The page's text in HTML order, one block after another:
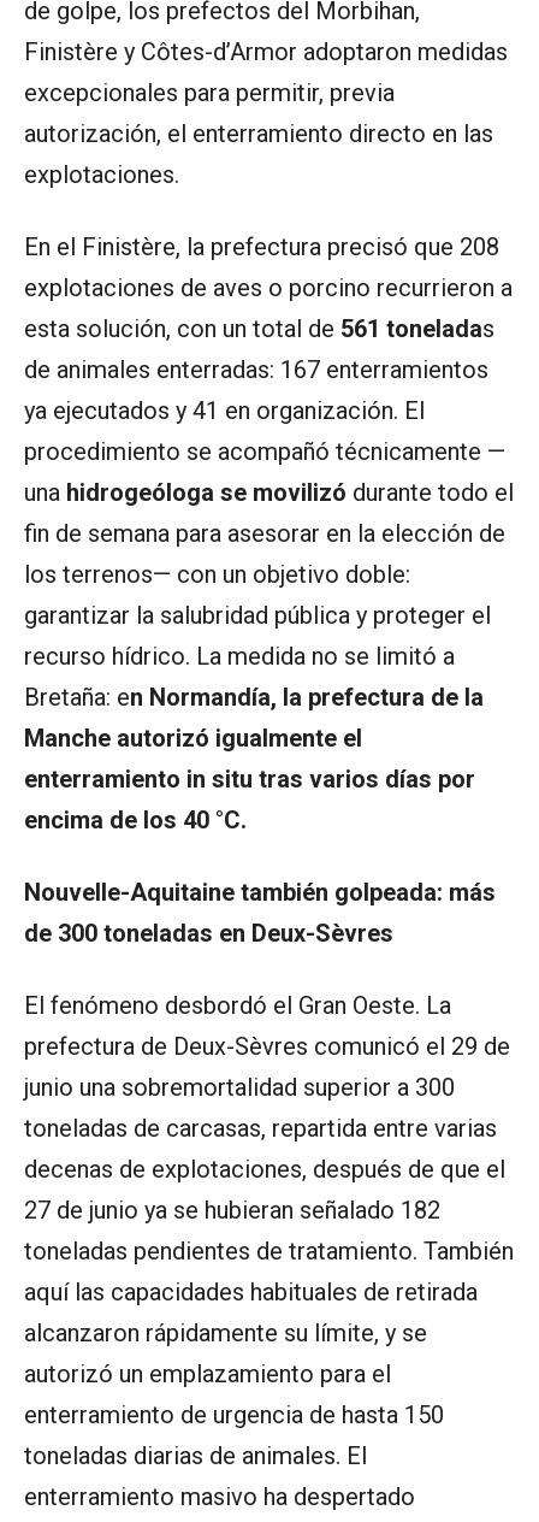
de golpe, los prefectos del Morbihan,
Finistère y Côtes-d’Armor adoptaron medidas
excepcionales para permitir, previa
autorización, el enterramiento directo en las
explotaciones.
En el Finistère, la prefectura precisó que 208
explotaciones de aves o porcino recurrieron a
esta solución, con un total de 561 toneladas
de animales enterradas: 167 enterramientos
ya ejecutados y 41 en organización. El
procedimiento se acompañó técnicamente —
una hidrogeóloga se movilizó durante todo el
fin de semana para asesorar en la elección de
los terrenos— con un objetivo doble:
garantizar la salubridad pública y proteger el
recurso hídrico. La medida no se limitó a
Bretaña: en Normandía, la prefectura de la
Manche autorizó igualmente el
enterramiento in situ tras varios días por
encima de los 40 °C.
Nouvelle-Aquitaine también golpeada: más
de 300 toneladas en Deux-Sèvres
El fenómeno desbordó el Gran Oeste. La
prefectura de Deux-Sèvres comunicó el 29 de
junio una sobremortalidad superior a 300
toneladas de carcasas, repartida entre varias
decenas de explotaciones, después de que el
27 de junio ya se hubieran señalado 182
toneladas pendientes de tratamiento. También
aquí las capacidades habituales de retirada
alcanzaron rápidamente su límite, y se
autorizó un emplazamiento para el
enterramiento de urgencia de hasta 150
toneladas diarias de animales. El
enterramiento masivo ha despertado